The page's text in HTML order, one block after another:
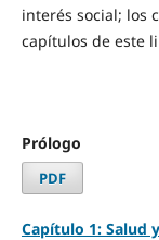
interés social; los
capítulos de este
Prólogo
PDF
Capítulo 1: Salud